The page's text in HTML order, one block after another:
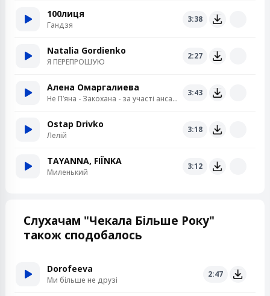
100лиця
Гандзя
3:38
Natalia Gordienko
Я ПЕРЕПРОШУЮ
2:27
Алена Омаргалиева
Не Пʼяна - Закохана - за участі ансамблю «Кралиця»
3:43
Ostap Drivko
Лелій
3:18
TAYANNA, FIЇNKA
Миленький
3:12
Слухачам "Чекала Більше Року"
також сподобалось
Dorofeeva
Ми більше не друзі
2:47